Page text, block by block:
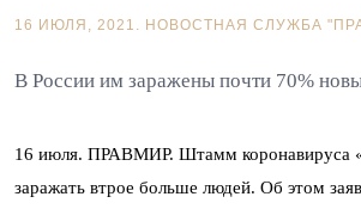
16 ИЮЛЯ, 2021. НОВОСТНАЯ СЛУЖБА
В России им заражены почти 70%
16 июля. ПРАВМИР. Штамм коронавируса
заражать втрое больше людей. Об этом